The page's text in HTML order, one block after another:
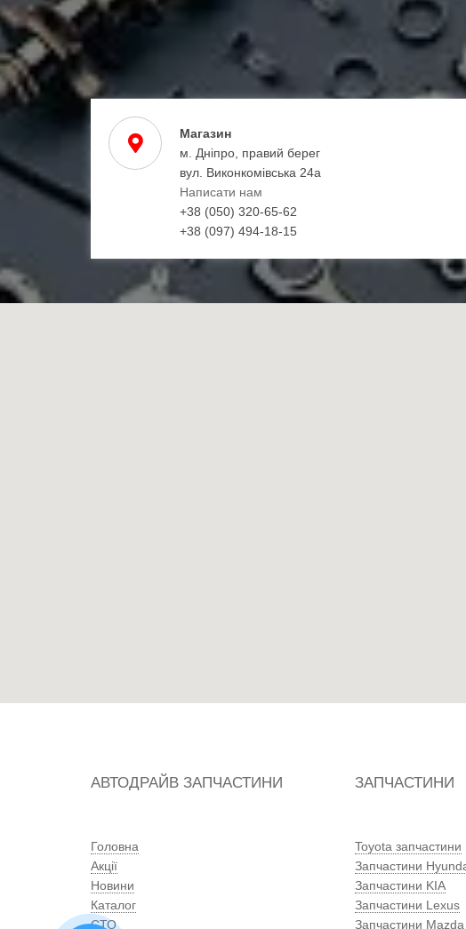
Магазин
м. Дніпро, правий берег
вул. Виконкомівська 24а
Написати нам
+38 (050) 320-65-62
+38 (097) 494-18-15
АВТОДРАЙВ ЗАПЧАСТИНИ
Головна
Акції
Новини
Каталог
СТО
ЗАПЧАСТИНИ
Toyota запчастини
Запчастини
Запчастини KIA
Запчастини Lexus
Запчастини Mazda